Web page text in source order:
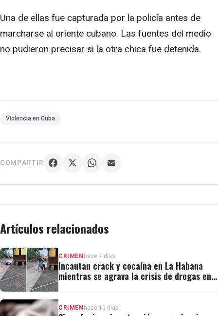
Una de ellas fue capturada por la policía antes de
marcharse al oriente cubano. Las fuentes del medio
no pudieron precisar si la otra chica fue detenida.
Violencia en Cuba
COMPARTIR
Artículos relacionados
CRIMEN hace 7 días
Incautan crack y cocaína en La Habana
mientras se agrava la crisis de drogas en
CRIMEN hace 10 días